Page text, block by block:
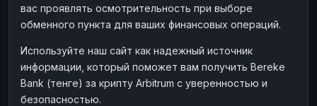
вас проявлять осмотрительность при выборе
обменного пункта для ваших финансовых операций.
Используйте наш сайт как надежный источник
информации, который поможет вам получить Bereke
Bank (тенге) за крипту Arbitrum с уверенностью и
безопасностью.